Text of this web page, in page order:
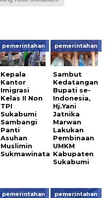
pemerintahan
Kepala
Kantor
Imigrasi
Kelas II Non
TPI
Sukabumi
Sambangi
Panti
Asuhan
Muslimin
Sukmawinata
pemerintahan
Sambut
Kedatangan
Bupati se-
Indonesia,
Hj.Yani
Jatnika
Marwan
Lakukan
Pembinaan
UMKM
Kabupaten
Sukabumi
pemerintahan pemerintahan